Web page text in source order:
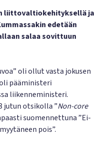
liittovaltiokehityksellä ja
edetään
salaa sovittuun
oli ollut vasta jokusen
pääministeri
liikenneministeri.
jutun otsikolla ”Non-core
suomennettuna ”Ei-
pois”.